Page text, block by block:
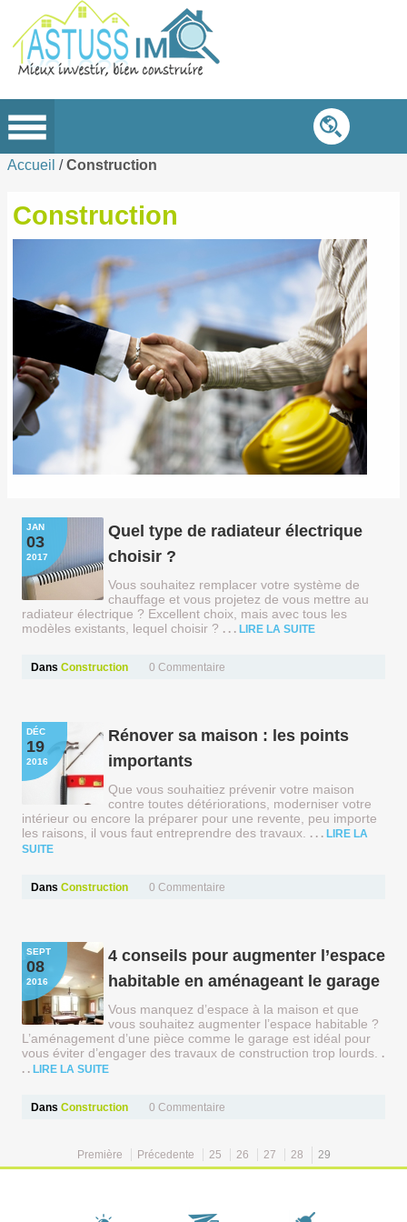
Accueil /Construction
Construction
JAN
03
2017
Quel type de radiateur électrique
choisir ?
Vous souhaitez remplacer votre système de
chauffage et vous projetez de vous mettre au
radiateur électrique ? Excellent choix, mais avec tous les
modèles existants, lequel choisir ?
LIRE LA SUITE
Dans Construction 0 Commentaire
DÉC
19
2016
Rénover sa maison : les points
importants
Que vous souhaitiez prévenir votre maison
contre toutes détériorations, moderniser votre
intérieur ou encore la préparer pour une revente, peu importe
les raisons, il vous faut entreprendre des travaux.
LIRE LA
SUITE
Dans Construction 0 Commentaire
SEPT
08
2016
4 conseils pour augmenter l’espace
habitable en aménageant le garage
Vous manquez d’espace à la maison et que
vous souhaitez augmenter l’espace habitable ?
L’aménagement d’une pièce comme le garage est idéal pour
vous éviter d’engager des travaux de construction trop lourds.
LIRE LA SUITE
Dans Construction 0 Commentaire
Première Précedente 25 26 27 28 29